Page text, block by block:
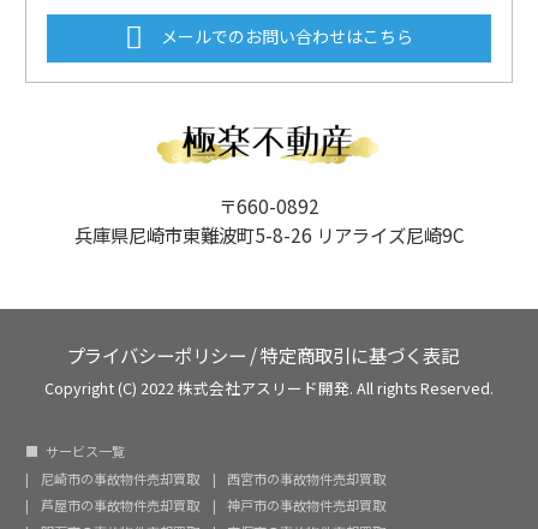
メールでのお問い合わせはこちら
〒660-0892
兵庫県尼崎市東難波町5-8-26 リアライズ尼崎9C
プライバシーポリシー /特定商取引に基づく表記
Copyright (C) 2022 株式会社アスリード開発. All rights Reserved.
サービス一覧
尼崎市の事故物件売却買取
西宮市の事故物件売却買取
芦屋市の事故物件売却買取
神戸市の事故物件売却買取